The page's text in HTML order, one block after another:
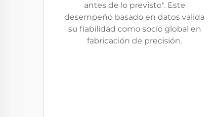
antes de lo previsto". Este
desempeño basado en datos valida
su fiabilidad como socio global en
fabricación de precisión.